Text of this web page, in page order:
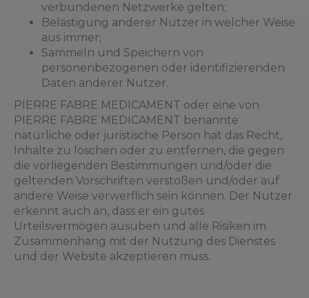
verbundenen Netzwerke gelten;
Belästigung anderer Nutzer in welcher Weise
aus immer;
Sammeln und Speichern von
personenbezogenen oder identifizierenden
Daten anderer Nutzer.
PIERRE FABRE MEDICAMENT oder eine von
PIERRE FABRE MEDICAMENT benannte
natürliche oder juristische Person hat das Recht,
Inhalte zu löschen oder zu entfernen, die gegen
die vorliegenden Bestimmungen und/oder die
geltenden Vorschriften verstoßen und/oder auf
andere Weise verwerflich sein können. Der Nutzer
erkennt auch an, dass er ein gutes
Urteilsvermögen ausüben und alle Risiken im
Zusammenhang mit der Nutzung des Dienstes
und der Website akzeptieren muss.